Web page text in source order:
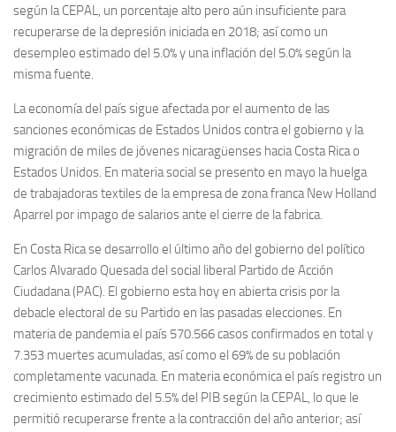
según la CEPAL, un porcentaje alto pero aún insuficiente para
recuperarse de la depresión iniciada en 2018; así como un
desempleo estimado del 5.0% y una inflación del 5.0% según la
misma fuente.
La economía del país sigue afectada por el aumento de las
sanciones económicas de Estados Unidos contra el gobierno y la
migración de miles de jóvenes nicaragüenses hacia Costa Rica o
Estados Unidos. En materia social se presento en mayo la huelga
de trabajadoras textiles de la empresa de zona franca New Holland
Aparrel por impago de salarios ante el cierre de la fabrica.
En Costa Rica se desarrollo el último año del gobierno del político
Carlos Alvarado Quesada del social liberal Partido de Acción
Ciudadana (PAC). El gobierno esta hoy en abierta crisis por la
debacle electoral de su Partido en las pasadas elecciones. En
materia de pandemia el país 570.566 casos confirmados en total y
7.353 muertes acumuladas, así como el 69% de su población
completamente vacunada. En materia económica el país registro un
crecimiento estimado del 5.5% del PIB según la CEPAL, lo que le
permitió recuperarse frente a la contracción del año anterior; así